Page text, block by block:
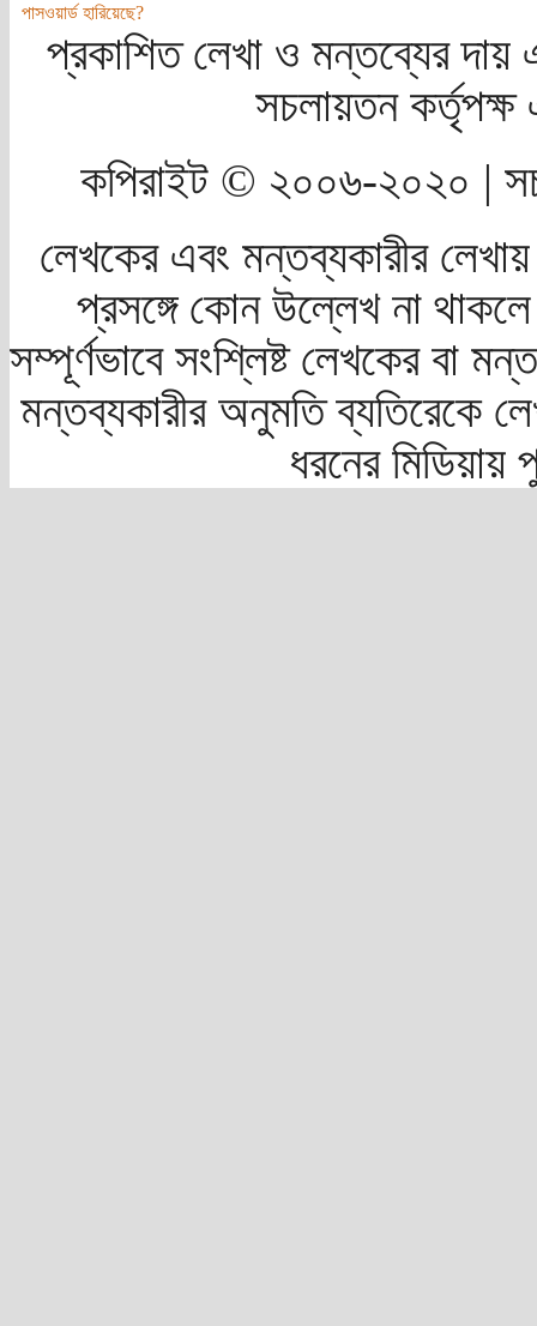
পাসওয়ার্ড হারিয়েছে?
প্রকাশিত লেখা ও মন্তব্যের দায়
সচলায়তন
কপিরাইট © ২০০৬-২০২০ |
লেখকের এবং মন্তব্যকারীর
প্রসঙ্গে কোন উল্লেখ না
সম্পূর্ণভাবে সংশ্লিষ্ট লেখকের বা
মন্তব্যকারীর অনুমতি ব্যতিরেকে
ধরনের মিডিয়ায়